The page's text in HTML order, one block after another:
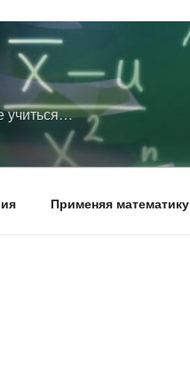
учиться…
Применяя математику